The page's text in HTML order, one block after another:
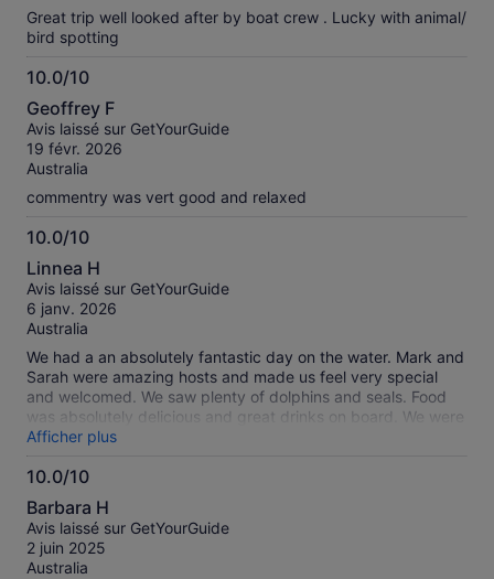
Great trip well looked after by boat crew . Lucky with animal/
bird spotting
10.0/10
10.0
sur
10
Geoffrey F
Avis laissé sur GetYourGuide
19 févr. 2026
Australia
commentry was vert good and relaxed
10.0/10
10.0
sur
10
Linnea H
Avis laissé sur GetYourGuide
6 janv. 2026
Australia
We had a an absolutely fantastic day on the water. Mark and
Sarah were amazing hosts and made us feel very special
and welcomed. We saw plenty of dolphins and seals. Food
was absolutely delicious and great drinks on board. We were
very lucky as the weather was impeccable as well. Couldn’t
have been any better!
Afficher plus
10.0/10
10.0
sur
10
Barbara H
Avis laissé sur GetYourGuide
2 juin 2025
Australia